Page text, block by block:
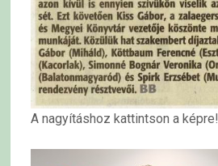
A nagyításhoz kattintson a képre!